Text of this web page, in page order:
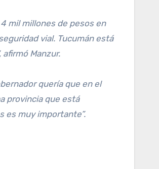
mil millones de pesos en
vial. Tucumán está
Manzur.
quería que en el
provincia que está
es muy importante”.